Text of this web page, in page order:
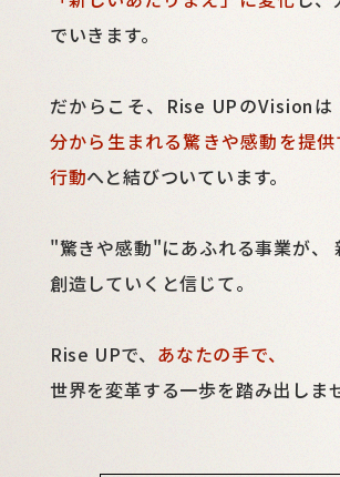
でいきます。
だからこそ、Rise UPのVisionは
分から生まれる驚きや感動を提
行動へと結びついています。
"驚きや感動"にあふれる事業が、
創造していくと信じて。
Rise UPで、 あなたの手で、
世界を変革する一歩を踏み出しま